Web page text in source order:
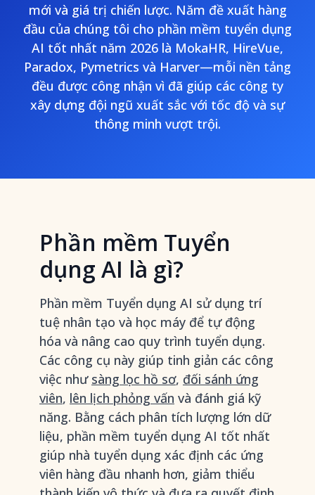
mới và giá trị chiến lược. Năm đề xuất hàng
đầu của chúng tôi cho phần mềm tuyển dụng
AI tốt nhất năm 2026 là MokaHR, HireVue,
Paradox, Pymetrics và Harver—mỗi nền tảng
đều được công nhận vì đã giúp các công ty
xây dựng đội ngũ xuất sắc với tốc độ và sự
thông minh vượt trội.
Phần mềm Tuyển
dụng AI là gì?
Phần mềm Tuyển dụng AI sử dụng trí
tuệ nhân tạo và học máy để tự động
hóa và nâng cao quy trình tuyển dụng.
Các công cụ này giúp tinh giản các công
việc như sàng lọc hồ sơ, đối sánh ứng
viên, lên lịch phỏng vấn và đánh giá kỹ
năng. Bằng cách phân tích lượng lớn dữ
liệu, phần mềm tuyển dụng AI tốt nhất
giúp nhà tuyển dụng xác định các ứng
viên hàng đầu nhanh hơn, giảm thiểu